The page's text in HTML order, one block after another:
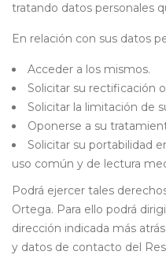
tratando datos personales
En relación con sus datos
Acceder a los mismos.
Solicitar su rectificación
Solicitar la limitación de
Oponerse a su
Solicitar su portabilidad
uso común y de lectura
Podrá ejercer tales
Ortega. Para ello podrá
dirección indicada más
y datos de contacto del